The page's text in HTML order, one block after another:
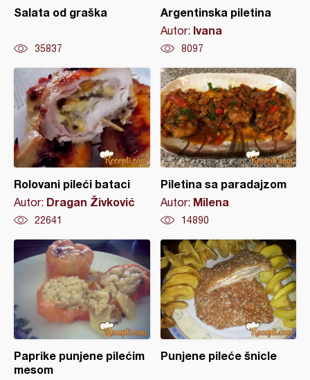
Salata od graška
35837
Argentinska piletina
Autor: Ivana
8097
Rolovani pileći bataci
Autor: Dragan Živković
22641
Piletina sa paradajzom
Autor: Milena
14890
Paprike punjene pilećim
mesom
Punjene pileće šnicle